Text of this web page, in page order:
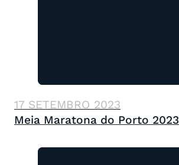
17 SETEMBRO 2023
Meia Maratona do Porto 2023